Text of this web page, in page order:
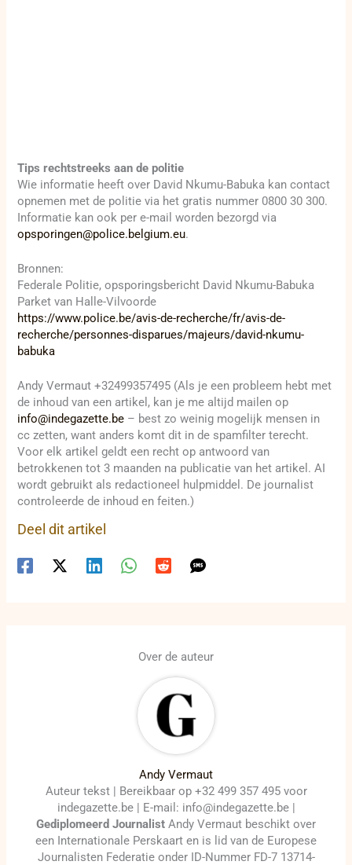
Tips rechtstreeks aan de politie
Wie informatie heeft over David Nkumu-Babuka kan contact
opnemen met de politie via het gratis nummer 0800 30 300.
Informatie kan ook per e-mail worden bezorgd via
opsporingen@police.belgium.eu.
Bronnen:
Federale Politie, opsporingsbericht David Nkumu-Babuka
Parket van Halle-Vilvoorde
https://www.police.be/avis-de-recherche/fr/avis-de-
recherche/personnes-disparues/majeurs/david-nkumu-
babuka
Andy Vermaut +32499357495 (Als je een probleem hebt met
de inhoud van een artikel, kan je me altijd mailen op
info@indegazette.be – best zo weinig mogelijk mensen in
cc zetten, want anders komt dit in de spamfilter terecht.
Voor elk artikel geldt een recht op antwoord van
betrokkenen tot 3 maanden na publicatie van het artikel. AI
wordt gebruikt als redactioneel hulpmiddel. De journalist
controleerde de inhoud en feiten.)
Deel dit artikel
Over de auteur
Andy Vermaut
Auteur tekst | Bereikbaar op +32 499 357 495 voor
indegazette.be | E-mail: info@indegazette.be |
Gediplomeerd Journalist Andy Vermaut beschikt over
een Internationale Perskaart en is lid van de Europese
Journalisten Federatie onder ID-Nummer FD-7 13714-